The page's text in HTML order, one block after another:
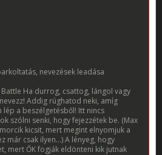
nevezések leadása
Battle Ha durrog, csattog, lángol vagy
Addig rúghatod neki, amíg
a beszélgetésből! Itt nincs
szólni senki, hogy fejezzétek be. (Max
kicsit, mert megint elnyomjuk a
már csak ilyen...) A lényeg, hogy
mert ŐK fogják eldönteni kik jutnak